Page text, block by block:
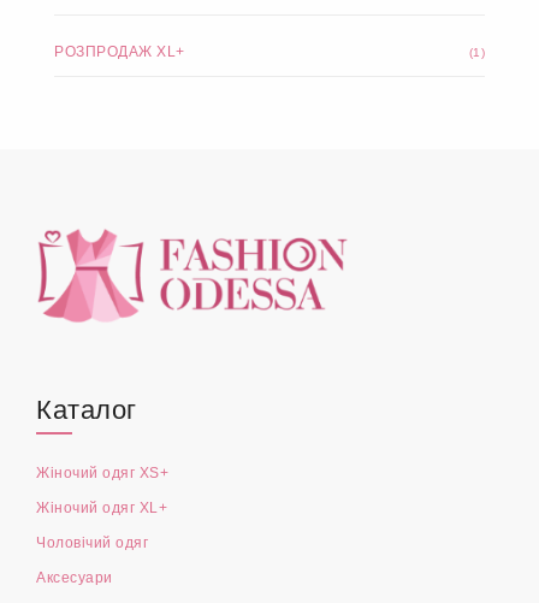
РОЗПРОДАЖ XL+ (1)
Каталог
Жіночий одяг XS+
Жіночий одяг XL+
Чоловічий одяг
Аксесуари